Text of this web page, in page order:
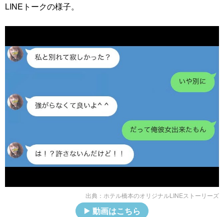
LINEトークの様子。
出典： ホテル橋本のオリジナルLINEストーリーズ
動画はこちら